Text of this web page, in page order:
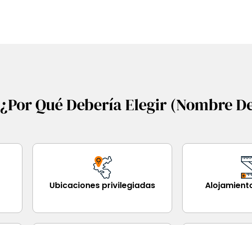
¿Por Qué Debería Elegir (nombre
Ubicaciones privilegiadas